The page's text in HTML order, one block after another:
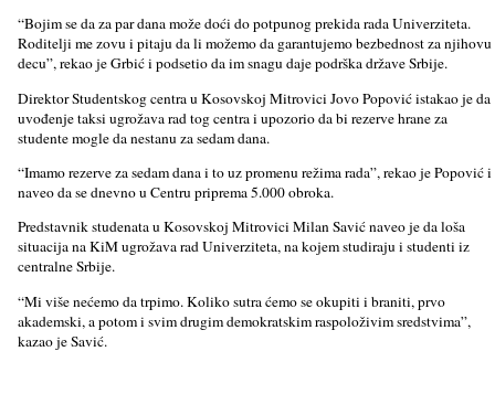
“Bojim se da za par dana može doći do potpunog prekida rada Univerziteta.
Roditelјi me zovu i pitaju da li možemo da garantujemo bezbednost za njihovu
decu”, rekao je Grbić i podsetio da im snagu daje podrška države Srbije.
Direktor Studentskog centra u Kosovskoj Mitrovici Jovo Popović istakao je da
uvođenje taksi ugrožava rad tog centra i upozorio da bi rezerve hrane za
studente mogle da nestanu za sedam dana.
“Imamo rezerve za sedam dana i to uz promenu režima rada”, rekao je Popović i
naveo da se dnevno u Centru priprema 5.000 obroka.
Predstavnik studenata u Kosovskoj Mitrovici Milan Savić naveo je da loša
situacija na KiM ugrožava rad Univerziteta, na kojem studiraju i studenti iz
centralne Srbije.
“Mi više nećemo da trpimo. Koliko sutra ćemo se okupiti i braniti, prvo
akademski, a potom i svim drugim demokratskim raspoloživim sredstvima”,
kazao je Savić.